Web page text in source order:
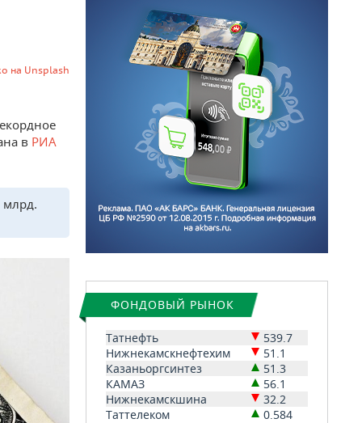
на Unsplash
в РИА
млрд.
ФОНДОВЫЙ РЫНОК
Татнефть
539.7
Нижнекамскнефтехим
51.1
Казаньоргсинтез
51.3
КАМАЗ
56.1
Нижнекамскшина
32.2
Таттелеком
0.584